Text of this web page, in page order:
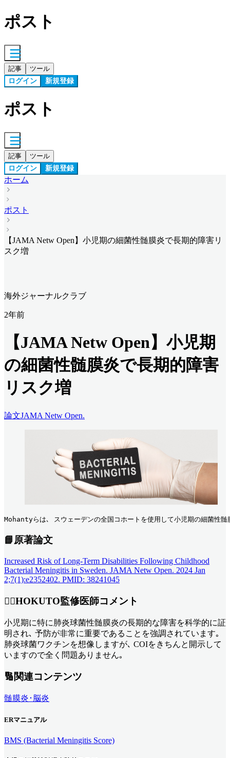
ポスト
記事 ツール
ログイン 新規登録
ポスト
記事 ツール
ログイン 新規登録
ホーム
ポスト
【JAMA Netw Open】小児期の細菌性髄膜炎で長期的障害リ
スク増
海外ジャーナルクラブ
2年前
【JAMA Netw Open】小児期
の細菌性髄膜炎で長期的障害
リスク増
論文JAMA Netw Open.
Mohantyらは､ スウェーデンの全国コホートを使用して小児期の細菌性
📘原著論文
Increased Risk of Long-Term Disabilities Following Childhood
Bacterial Meningitis in Sweden. JAMA Netw Open. 2024 Jan
2;7(1):e2352402. PMID: 38241045
👨‍⚕HOKUTO監修医師コメント
小児期に特に肺炎球菌性髄膜炎の長期的な障害を科学的に証
明され､ 予防が非常に重要であることを強調されています｡
肺炎球菌ワクチンを想像しますが､ COIをきちんと開示して
いますので全く問題ありません｡
🔢関連コンテンツ
髄膜炎･脳炎
ERマニュアル
BMS (Bacterial Meningitis Score)